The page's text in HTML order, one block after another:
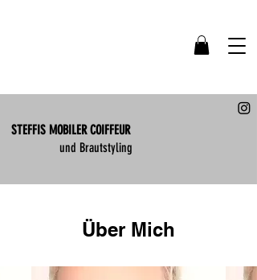
STEFFIS MOBILER COIFFEUR
und Brautstyling
Über Mich